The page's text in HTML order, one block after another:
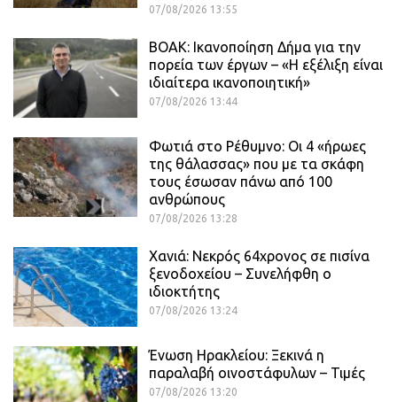
07/08/2026 13:55
ΒΟΑΚ: Ικανοποίηση Δήμα για την
πορεία των έργων – «Η εξέλιξη είναι
ιδιαίτερα ικανοποιητική»
07/08/2026 13:44
Φωτιά στο Ρέθυμνο: Οι 4 «ήρωες
της θάλασσας» που με τα σκάφη
τους έσωσαν πάνω από 100
ανθρώπους
07/08/2026 13:28
Χανιά: Νεκρός 64χρονος σε πισίνα
ξενοδοχείου – Συνελήφθη ο
ιδιοκτήτης
07/08/2026 13:24
Ένωση Ηρακλείου: Ξεκινά η
παραλαβή οινοστάφυλων – Τιμές
07/08/2026 13:20